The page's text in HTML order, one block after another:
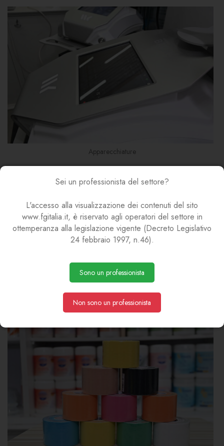
Apparecchiature
Materiali di consumo
Sei un professionista del settore?
L'accesso alla visualizzazione dei contenuti del sito
www.fgitalia.it, è riservato agli operatori del settore in
ottemperanza alla legislazione vigente (Decreto Legislativo
24 febbraio 1997, n.46).
Sono un professionista
Non sono un professionista